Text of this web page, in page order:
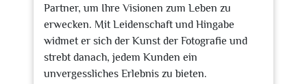
Partner, um Ihre Visionen zum Leben zu
erwecken. Mit Leidenschaft und Hingabe
widmet er sich der Kunst der Fotografie und
strebt danach, jedem Kunden ein
unvergessliches Erlebnis zu bieten.